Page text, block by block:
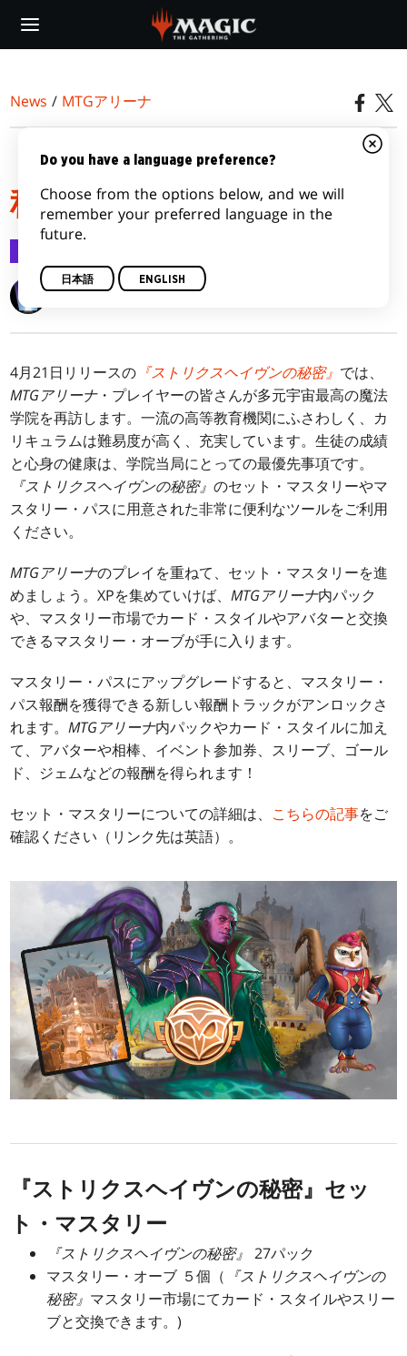
main
News / MTGアリーナ
『ストリクスヘイヴンの
秘密』マスタリーの詳細
Wizards of the Coast
4月21日リリースの 『ストリクスヘイヴンの秘密』 では、
MTGアリーナ・プレイヤーの皆さんが多元宇宙最高の魔法
学院を再訪します。一流の高等教育機関にふさわしく、カ
リキュラムは難易度が高く、充実しています。生徒の成績
と心身の健康は、学院当局にとっての最優先事項です。
『ストリクスヘイヴンの秘密』のセット・マスタリーやマ
スタリー・パスに用意された非常に便利なツールをご利用
ください。
MTGアリーナのプレイを重ねて、セット・マスタリーを進
めましょう。XPを集めていけば、MTGアリーナ内パック
や、マスタリー市場でカード・スタイルやアバターと交換
できるマスタリー・オーブが手に入ります。
マスタリー・パスにアップグレードすると、マスタリー・
パス報酬を獲得できる新しい報酬トラックがアンロックさ
れます。MTGアリーナ内パックやカード・スタイルに加え
て、アバターや相棒、イベント参加券、スリーブ、ゴール
ド、ジェムなどの報酬を得られます！
セット・マスタリーについての詳細は、 こちらの記事をご
確認ください（リンク先は英語）。
『ストリクスヘイヴンの秘密』セッ
ト・マスタリー
『ストリクスヘイヴンの秘密』 27パック
マスタリー・オーブ ５個（ 『ストリクスヘイヴンの
秘密』 マスタリー市場にてカード・スタイルやスリー
ブと交換できます。)
Do you have a language preference?
Choose from the options below, and we will
remember your preferred language in the
future.
日本語 ENGLISH